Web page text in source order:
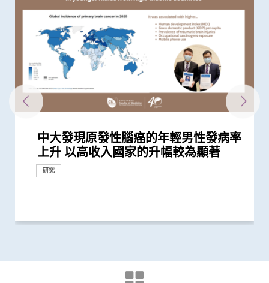
中大發現原發性腦癌的年輕男性發病率
上升 以高收入國家的升幅較為顯著
研究
中大發現間皮瘤的女性發病率上升 高
收入國家的發病率較高
研究
中大發現多發性骨髓瘤發病率上升 以
高收入國家的男性長者升幅最為顯著
研究
中大醫學院全球研究揭示頭頸癌發病風
險存在地域差異 本港整體發病率高於
全球平均水平 全球女性發病風險趨升
中大舉辦「健康校園論壇」推廣跨界別
身心健康計劃 及早加強學童抗逆力
健康推廣計劃
中大發現全球喉癌發病率呈下降趨勢
部分地區女性發病人數不跌反升
研究
中大證實「醫健通」健康管理功能有助
糖尿病自我管理
研究
中大發現小腸癌在全球及本港發病率明
顯上升 高收入地區發病率較高
研究
中大發現霍奇金淋巴癌發病率以亞洲升
幅最為顯著 本港男士發病率上升幅度
全球之冠
中大醫學院發現東亞地區肺癌發病率及
死亡率冠絕全球
研究
中大醫學院調查發現 僅4分之1未接種
新冠疫苗人士有意於未來半年接種 必
須盡快增加接種誘因
中大醫學院推算全港約有二萬名未被發
現新冠感染者 研究證實本港所有疫苗
接種者均產生中和抗體 呼籲透過接種...
中大醫學院調查發現政府在推動新冠疫
苗接種上扮演最重要角色
研究
中大醫學院研究顯示吸煙為全球膀胱癌
主因 聯同多國專家制訂「經尿道膀胱
腫瘤整塊切除術」的臨床指引
中大醫學院發現胰臟癌有全球上升及年
輕化趨勢 女性上升幅度較高
研究
中大招募三千港人 偵查隱性新冠感染
拆解防疫關鍵
研究
香港中文大學 – 埃克塞特大學環境持續
與應變聯合研究中心 進行亞洲首個
「藍色空間對身心健康」研究 發現「...
中大研究發現本地每5名口咽癌患者1人
感染HPV病毒 推公眾篩查以了解口腔感
染HPV情況
大腸癌將成為香港頭號癌症 中大引入
大腸膠囊內視鏡助預防大腸癌
外科創新技術
中大首創大腸瘜肉預測指數及早預防腸
癌
臨床服務
中大匯聚逾200位區域專家 探討私人醫
療保險如何推動全民健康覆蓋
研討會
中大與香港消防處簽署備忘錄 合辦必
修學科 為公共衞生和體育運動人才賦
能
賽馬會 We WATCH 優活健康計劃 優活
健康國際會議 引領生活方式醫學 社區
推動健康老齡化
「賽馬會共建健康家庭計劃」開展第二
階段 加強支援本港多元族裔社群精神
健康
中大領導國際研究證實內地研發藥物
D3S-001抗癌成效 有效治療肺癌、結直
腸癌、胰腺癌等多種實體腫瘤
逾140位來自八個國家及地區代表雲集
中大 探討私人醫療保險在亞太地區醫
療系統的策略角色
中大完成全球首個分析溫度對人體近
3,000種血漿蛋白影響的研究 發現超過
八成與「血壓上升」或「缺血性心臟...
中大醫學院研究顯示口服抗病毒藥物
「帕克斯洛維德」可將免疫力弱患者的
新冠後死亡風險降低42% 並揭示其與...
中大與港大領導研究顯示長期暴露於
PM2.5環境 罹患糖尿病前期和糖尿病的
風險較高
中大與東南亞及英國學府共同研究 為
大型語言模型在公共衞生研究中的角色
帶來嶄新見解
中大研究顯示口服抗病毒藥物「帕克斯
洛維德」可降低新冠住院患者急症期後
死亡和出現後遺症的風險
中大與歐美合作夥伴共同領導國際研究
為自閉症患者男女失衡比例帶來嶄新見
解
中大成功研發精準計算模型 準確預測
病毒基因進化 助提升流感疫苗功效
研究
中大舉辦「健康校園論壇」推廣學童精
神健康 鼓勵參照世衛「健康促進學校
框架」 支援構建健康校園
中大分析文字報告發現新冠症狀會隨病
毒變異及疫苗接種情況改變 並證實人
工智能大型語言模型有助傳染病研究
中大開發與多種癌症相關的纖維母細胞
分子分類方法 助進一步了解癌症進展
並改良治療方案
200多位亞太區公共衞生界代表雲集中
大 探討疫後醫療系統和社區抗疫力
研討會
中大推出「賽馬會 We WATCH 優活健
康計劃」全港首次採用「生活方式醫
學」 助中年人預防慢性疾病
中大研究顯示香港人雖長壽但老年殘疾
問題嚴重 地區間存在顯著社會經濟不
平等狀況
陳德章教授獲歐洲腫瘤學會頒發「終身
成就獎」 表彰其對全球鼻咽癌研究的
領導地位及重大貢獻
中大醫學院一期臨床研究中心成立十周
年 完成逾150項早期臨床試驗項目 助癌
症及糖尿病患者確立新治療藥物
中大輔助生育技術中心助本港癌症患者
保存生殖能力
研究
中大研究證實「血漿DNA」篩查能偵測
到早期沒有病徵的鼻咽癌 並反映日後
患鼻咽癌風險
新冠疫苗復必泰及科興引發之「T細胞
反應」可有效預防不同新冠病毒變異株
引起的嚴重疾病
中大醫學院大型臨床研究證實口服微膠
囊活菌配方SIM01有效紓緩新冠後遺症
研究
中大醫學院腸胃科率領全球多國專家制
定臨床指引 以「非入侵性生物標誌
物」篩查大腸癌
中大研究顯示新冠風土化期間市民願意
繼續戴口罩及用酒精消毒液潔手 但接
種新冠疫苗加強劑意願偏低
中大醫學院開展「賽馬會痛『正』能量
計劃」 引入創新痛症管理方法 連繫社
區支援服務
中大醫學院開展「賽馬會共建健康家庭
計劃」 助少數族裔提升健康管理能力
捐款
中大破解癌痛秘密 確定新治療靶點緩
解癌症病人痛苦
研究
中大研究建議本港安老院舍應維持現有
防疫措施
研究
中大港大研究發現新冠口服藥可降低住
院患者死亡風險近八成 並可顯著減低
門診患者入院率近九成
中大全球首證血糖波動不穩的肥胖型糖
尿病患者有較高患癌風險 並證實接受
一類常用降血壓藥物的糖尿病患者患...
中大成功開發實時生物信息平台評估新
冠疫苗效用 針對變異病毒 準確度達
95%
港大及中大醫學院聯合研究發現已接種
疫苗人士 在感染新型冠狀病毒變異株
Omicron後能對不同的新冠病毒變異...
中大成功以單細胞分辨率拆解肺癌 揭
示腫瘤形成機制 有望開發新肺癌療法
研究
中大研究發現半數受訪兒童癌症康復者
曾使用替代補充療法 或存在「藥療相
互作用」風險
中大研發電腦演算平台 創新通過基因
數據實時評估疫苗功效
研究
中大研究顯示空氣污染地區居住者 可
安全地透過定期運動預防罹患糖尿病
研究
中大醫學院研究證實手提心臟超聲波掃
瞄器有效篩查胸主動脈瘤
研究
中大成功研發「全自動視網膜圖像分
析」技術計算自閉症風險 可用於自閉
症篩查 及早為患者提供治療
中大研究顯示社區接觸環境對新冠肺炎
傳播起關鍵作用 娛樂場所是傳播次數
最多的主要接觸環境
中大醫學院團隊發現B細胞及基因
GPR18可預測多種癌症的存活期
研究
香港中文大學健康公平研究所成立 發
布本港住屋負擔能力對身心健康的影響
研究結果
中大醫學院團隊發現一種新型生物標記
可在頭頸癌患者中預測長一倍的存活期
研究
中大醫學院與四川大學華西臨床醫學院
共同領導全球首個 人體CRISPR基因編
輯治療肺癌臨床試驗 證實修改T細胞...
中大醫學院公布「2019新型冠狀病毒社
區研究」結果
研究
香港中文大學賽馬會長者痛症緩解計劃
初步數據顯示九成受訪長者有兩個或以
上疼痛部位
中大將開展最新「細胞治療」臨床研究
首階段引入CAR-T治療血癌新方法
研究
響應世界高血壓日 中大推動「全民關
注血壓月」 呼籲大眾關注血壓
健康推廣計劃
中大成功應用混合手術室「經氣管微波
消融術」 無創治肺癌成亞太首例
外科創新技術
「香港中文大學敬霆靜觀研究與培訓中
心」成立
研究
李嘉誠基金會啟動《愛能助》兒童癌症
項目 資助兒童罕見癌症
捐款
中大研究揭示子宮頸癌疫苗接種計劃的
成功關鍵
研究
莫樹錦教授獲歐洲腫瘤學會頒發「終身
成就獎」全球第一人將晚期肺癌治療
「個人化」 被譽為「腫瘤學傳奇」
中大腫瘤學系獲國際肺癌研究協會頒發
「傑出癌症關顧團隊」獎項
獎項及榮譽
「中大賽馬會齊心防癌計劃」啟動 免
費為萬名市民進行檢測 研肥胖與多種
癌症關係
中大證新治療方案較常規治療有效延長
晚期肺癌病人存活期
研究
中大研究揭示全球大腸癌發病率有年輕
化趨勢
研究
中大利用「混合手術室」結合「電磁導
航支氣管鏡」技術 實時影像追蹤及抽
取微細病變組織 能診治少至2毫米...
中大率跨國研究證實免疫療法對晚期鼻
咽癌病人有效
研究
中大研究顯示「行為激活及靜觀結合療
法」有助降低重性抑鬱症風險
研究
中大研究證「消融化療栓塞術」有效延
長肝癌患者無惡化存活期兩倍
研究
中大研究獲世界頂尖醫學期刊推崇
獎項及榮譽
中大港大合作開展復發性卵巢癌藥物基
因組學研究 免費為百名本地病人提供
分析
中大醫學院楊永強教授在莫慶堯訪問學
人講座談「善終治療」
研討會
中大完成二萬人「血漿DNA」鼻咽癌篩
查研究 大幅推前癌症發現期數
研究
中大領導ALK陽性肺腺癌研究證實 新標
靶藥成效超現時標準療法兩倍
研究
中大成功揭示腫瘤免疫逃脱新機制 開
拓「免疫療法」新方向
研究
中大成功破解鼻咽癌全基因組圖譜 突
破性結果有助發展個人化治療
研究
中大進行亞洲首項家居清潔劑對兒童健
康影響的全面流行病學研究 發現經常
使用家居清潔劑可增加引發兒童鼻炎...
中大醫科生研究發現本港高血壓人士藥
物依從性未如理想 僅五成患者血壓受
控
香港中文大學全球衞生中心傑出講座系
列： Public Health England理念及應
對公共衞生危機經驗分享
第七屆華人地區醫護人員紓緩治療研討
會 鼓勵延伸紓緩治療服務至社區
研討會
香港中文大學全球衞生中心傑出講座系
列： 南非國家衞生部部長分享伊波拉
疫情對南非及非洲大陸的影響
中大歡迎政府資助大腸癌篩查 全港性
大腸癌篩查計劃結果顯示約一成半參加
者有癌症或癌前病變
中大完成經皮穿刺納米刀動物實驗及成
功進行經皮穿刺納米刀腫瘤治療 治癌
技術新突破
中大聯同七間醫院進行亞洲首個臨床研
究 發現嶄新「植入式擾流器」能有效
治療腦動脈瘤
兩大合辦第五屆華人地區醫護人員紓緩
治療研討會
研討會
中大率先研發嶄新電腦輔助腫瘤手術治
療骨腫瘤病人 大大提高手術精確度
外科創新技術
中大成功研發全自動化視網膜圖像分析
系統 有助糖尿病患者預防中風
研究
中大「環保新思維」系列 中大建議香
港新空氣質素指標不應忽視粗顆粒污染
物
中大促請單車使用者佩戴頭盔及其他防
護措施 以減輕意外引致的腦創傷
研究
(只提供英文版本) Opening
Ceremony of International
Conference on Global Health and...
中大發現本港三成無病徵的市民被確診
有大腸癌前期腫瘤
研究
香港中文大學那打素護理學院主辦 第
五屆泛太平洋護理會議暨第七屆癌症護
理研討會
CCOU災害與人道救援研究所成立典禮
今日順利舉行
教育
中大「環保新思維」系列 研究發現本
港車輛排放二氧化氮比例有增加趨勢
或與政府推行柴油改善計劃有關